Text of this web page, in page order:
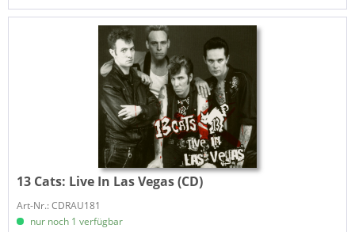
13 Cats: Live In Las Vegas (CD)
Art-Nr.: CDRAU181
nur noch 1 verfügbar